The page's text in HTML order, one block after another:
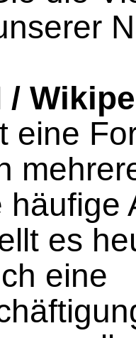
/
eine
häufige
es
eine